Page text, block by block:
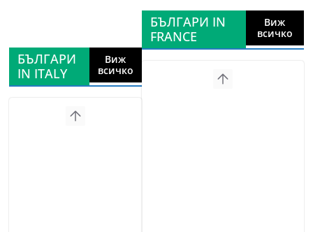
БЪЛГАРИ
IN ITALY
Виж
всичко
БЪЛГАРИ IN
FRANCE
Виж
всичко